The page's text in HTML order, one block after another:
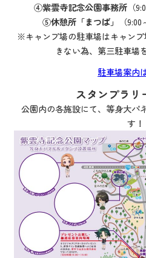
④紫雲寺記念公園事務所 （
⑤休憩所「まつば」
（
※キャンプ場の駐車場はキャン
きない為、第三駐車場
駐車場案内
スタンプラリ
公園内の各施設にて、等身大パ
す！